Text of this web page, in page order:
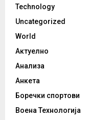
Technology
Uncategorized
World
Актуелно
Анализа
Анкета
Боречки спортови
Воена Технологија